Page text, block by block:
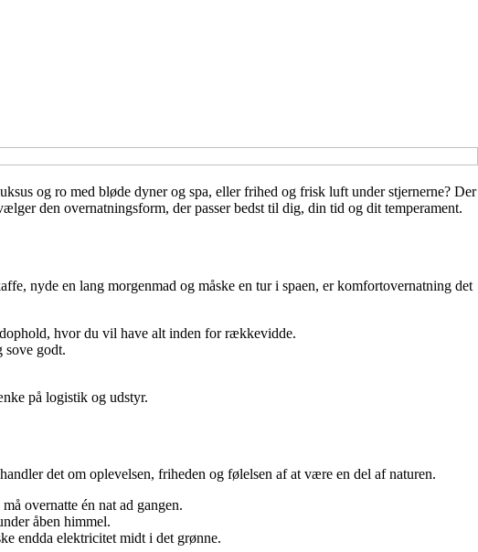
og ro med bløde dyner og spa, eller frihed og frisk luft under stjernerne? Der
den overnatningsform, der passer bedst til dig, din tid og dit temperament.
nyde en lang morgenmad og måske en tur i spaen, er komfortovernatning det
hvor du vil have alt inden for rækkevidde.
sove godt.
på logistik og udstyr.
det om oplevelsen, friheden og følelsen af at være en del af naturen.
overnatte én nat ad gangen.
åben himmel.
endda elektricitet midt i det grønne.